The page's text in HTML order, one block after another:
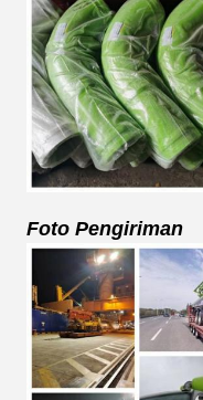
Foto Pengiriman